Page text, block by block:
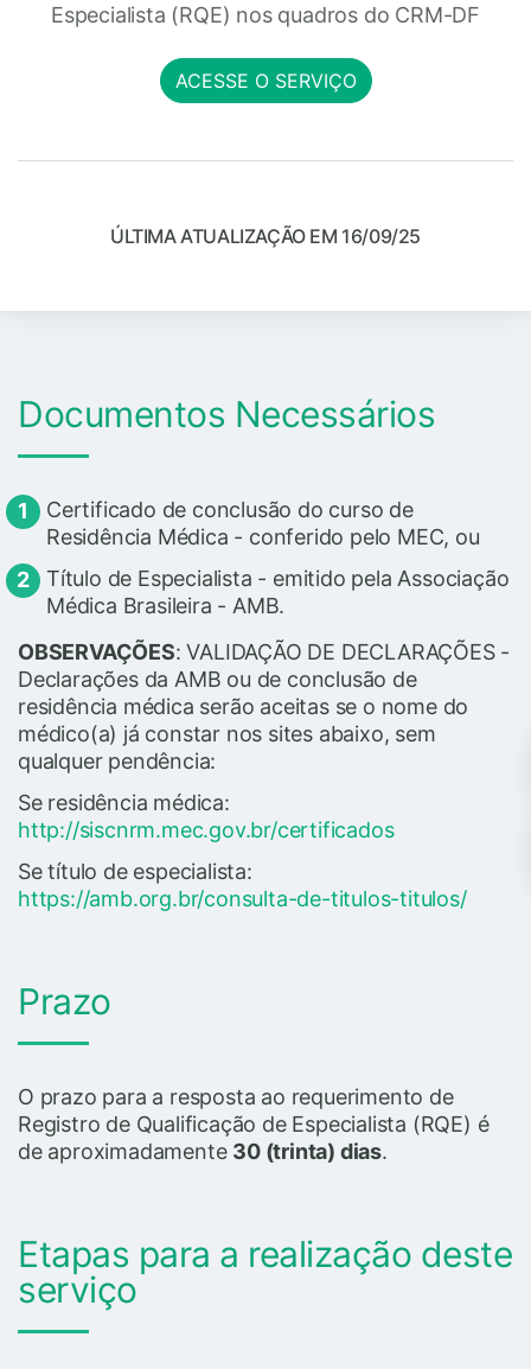
Especialista (RQE) nos quadros do CRM-DF
ACESSE O SERVIÇO
ÚLTIMA ATUALIZAÇÃO EM 16/09/25
Documentos Necessários
Certificado de conclusão do curso de
Residência Médica - conferido pelo MEC, ou
Título de Especialista - emitido pela Associação
Médica Brasileira - AMB.
OBSERVAÇÕES: VALIDAÇÃO DE DECLARAÇÕES -
Declarações da AMB ou de conclusão de
residência médica serão aceitas se o nome do
médico(a) já constar nos sites abaixo, sem
qualquer pendência:
Se residência médica:
http://siscnrm.mec.gov.br/certificados
Se título de especialista:
https://amb.org.br/consulta-de-titulos-titulos/
Prazo
O prazo para a resposta ao requerimento de
Registro de Qualificação de Especialista (RQE) é
de aproximadamente 30 (trinta) dias.
Etapas para a realização deste
serviço